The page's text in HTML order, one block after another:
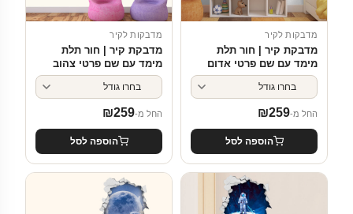
מדבקות לקיר
מדבקת קיר | חור תלת
מימד עם שם פרטי אדום
וירוק
החל מ- ₪259
הוספה לסל
מדבקות לקיר
מדבקת קיר | חור תלת
מימד עם שם פרטי צהוב
וסגול
החל מ- ₪259
הוספה לסל